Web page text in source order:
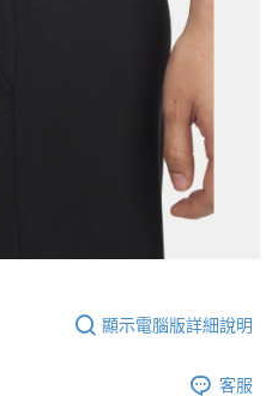
顯示電腦版詳細說明
客服